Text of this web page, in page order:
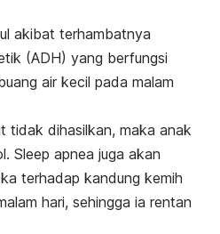
akibat terhambatnya
(ADH) yang berfungsi
air kecil pada malam
tidak dihasilkan, maka anak
. Sleep apnea juga akan
terhadap kandung kemih
hari, sehingga ia rentan